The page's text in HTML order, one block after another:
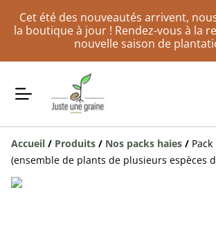
Cet été des nouveautés arrivent,
la boutique à jour ! Rendez-vous à la
nouvelle saison de
Accueil / Produits / Nos packs haies /
(ensemble de plants de plusieurs espèces